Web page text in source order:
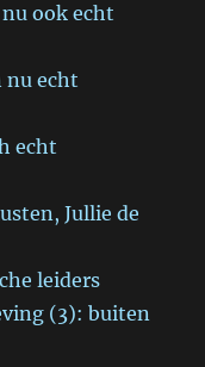
ook echt
nu echt
echt
Jullie de
leiders
(3): buiten